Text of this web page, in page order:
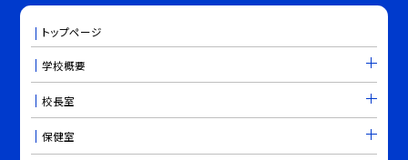
トップページ
学校概要
校長室
保健室